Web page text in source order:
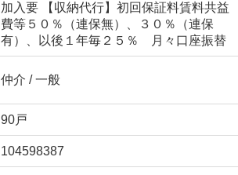
加入要 【収納代行】初回保証料賃料共益
費等５０％（連保無）、３０％（連保
有）、以後１年毎２５％ 月々口座振替
仲介 / 一般
90戸
104598387